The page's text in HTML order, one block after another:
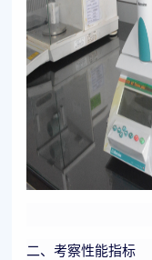
二、考察性能指标